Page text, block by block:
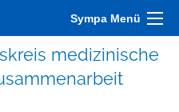
Sympa Menü
medizinische